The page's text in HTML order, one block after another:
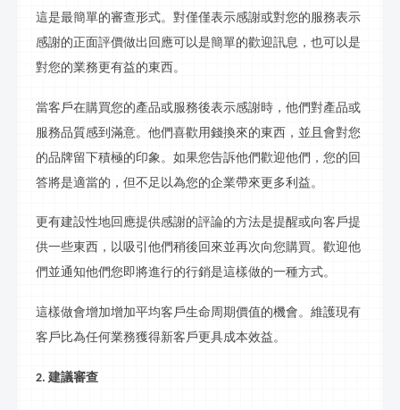
這是最簡單的審查形式。對僅僅表示感謝或對您的服務表示
感謝的正面評價做出回應可以是簡單的歡迎訊息 ，也可以是
對您的業務更有益的東西。
當客戶在購買您的產品或服務後表示感謝時，他們對產品或
服務品質感到滿意。他們喜歡用錢換來的東西，並且會對您
的品牌留下積極的印象。如果您告訴他們歡迎他們，您的回
答將是適當的，但不足以為您的企業帶來更多利益。
更有建設性地回應提供感謝的評論的方法是提醒或向客戶提
供一些東西，以吸引他們稍後回來並再次向您購買。歡迎他
們並通知他們您即將進行的行銷是這樣做的一種方式。
這樣做會增加增加平均客戶生命周期價值的機會。維護現有
客戶比為任何業務獲得新客戶更具成本效益。
2. 建議審查